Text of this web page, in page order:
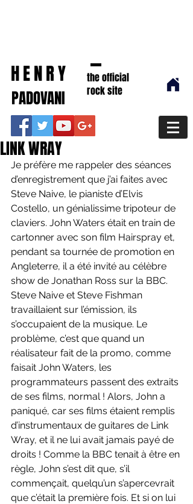
HENRY
the official
rock site
PADOVANI
LINK WRAY
Je préfère me rappeler des séances
d’enregistrement que j’ai faites avec
Steve Naive, le pianiste d’Elvis
Costello, un génialissime tripoteur de
claviers. John Waters était en train de
cartonner avec son film Hairspray et,
pendant sa tournée de promotion en
Angleterre, il a été invité au célèbre
show de Jonathan Ross sur la BBC.
Steve Naive et Steve Fishman
travaillaient sur l’émission, ils
s’occupaient de la musique. Le
problème, c’est que quand un
réalisateur fait de la promo, comme
faisait John Waters, les
programmateurs passent des extraits
de ses films, normal ! Alors, John a
paniqué, car ses films étaient remplis
d’instrumentaux de guitares de Link
Wray, et il ne lui avait jamais payé de
droits ! Comme la BBC tenait à être en
règle, John s’est dit que, s’il
commençait, quelqu’un s’apercevrait
que c’était la première fois. Et si on lui